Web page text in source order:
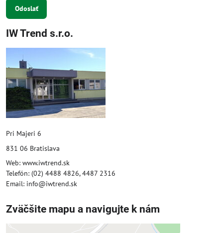
Odoslať
IW Trend s.r.o.
Pri Majeri 6
831 06 Bratislava
Web: www.iwtrend.sk
Telefón: (02) 4488 4826, 4487 2316
Email: info@iwtrend.sk
Zväčšite mapu a navigujte k nám